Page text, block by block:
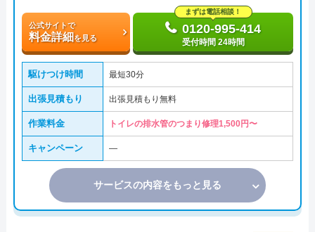
公式サイトで
料金詳細を見る
まずは電話相談！
0120-995-414
受付時間 24時間
駆けつけ時間 最短30分
出張見積もり 出張見積もり無料
作業料金 トイレの排水管のつまり修理1,500円〜
キャンペーン ―
サービスの内容をもっと見る